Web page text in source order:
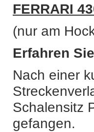
FERRARI
(nur am
Erfahren
Nach einer
Schalensitz
gefangen.